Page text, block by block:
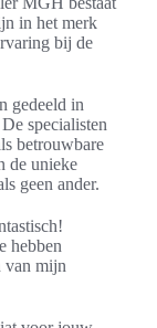
in het merk
bij de
gedeeld in
specialisten
betrouwbare
de unieke
geen ander.
hebben
van mijn